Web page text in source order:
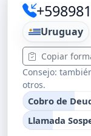
Uruguay
Copiar
Consejo:
otros.
Cobro de
Llamada